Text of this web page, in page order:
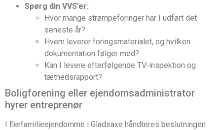
Spørg din VVS’er:
Hvor mange strømpeforinger har I udført det
seneste år?
Hvem leverer foringsmaterialet, og hvilken
dokumentation følger med?
Kan I levere efterfølgende TV‑inspektion og
tæthedsrapport?
Boligforening eller ejendomsadministrator
hyrer entreprenør
I flerfamilieejendomme i Gladsaxe håndteres beslutningen